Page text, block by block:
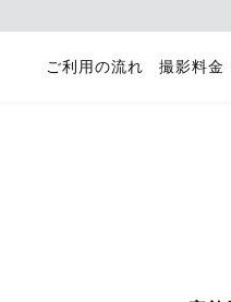
ご利用の流れ 撮影料金